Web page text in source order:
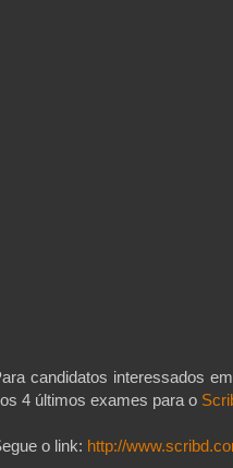
candidatos interessados
4 últimos exames para o
o link: http://